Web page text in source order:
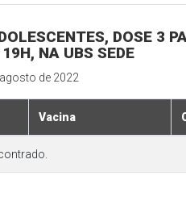
DOSE 3
NA UBS SEDE
de 2022
Vacina